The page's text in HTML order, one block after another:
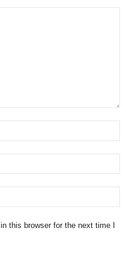
this browser for the next time I